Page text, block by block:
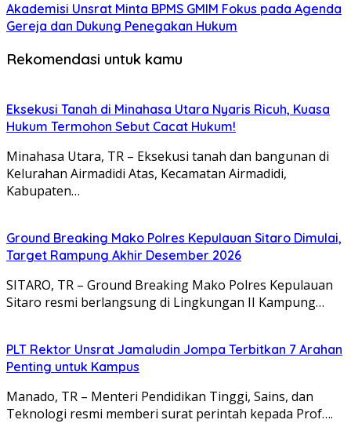
Akademisi Unsrat Minta BPMS GMIM Fokus pada Agenda
Gereja dan Dukung Penegakan Hukum
Rekomendasi untuk kamu
Eksekusi Tanah di Minahasa Utara Nyaris Ricuh, Kuasa
Hukum Termohon Sebut Cacat Hukum!
Minahasa Utara, TR – Eksekusi tanah dan bangunan di
Kelurahan Airmadidi Atas, Kecamatan Airmadidi,
Kabupaten…
Ground Breaking Mako Polres Kepulauan Sitaro Dimulai,
Target Rampung Akhir Desember 2026
SITARO, TR – Ground Breaking Mako Polres Kepulauan
Sitaro resmi berlangsung di Lingkungan II Kampung…
​PLT Rektor Unsrat Jamaludin Jompa Terbitkan 7 Arahan
Penting untuk Kampus
Manado, TR – ​Menteri Pendidikan Tinggi, Sains, dan
Teknologi resmi memberi surat perintah kepada Prof….